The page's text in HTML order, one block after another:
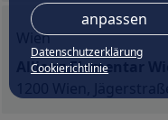
anpassen
Datenschutzerklärung
Cookierichtlinie
Wien
Allianz Elementar